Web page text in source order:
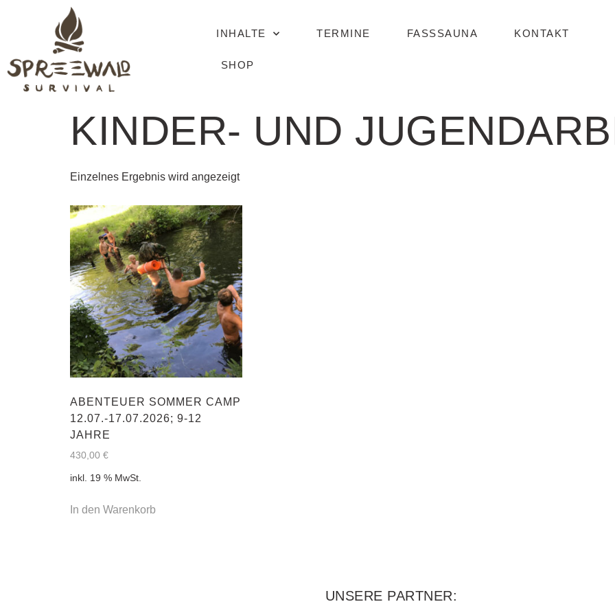
INHALTE TERMINE FASSSAUNA KONTAKT
SHOP
Start
/ Shop
KINDER- UND
Einzelnes Ergebnis wird angezeigt
ABENTEUER SOMMER CAMP
12.07.-17.07.2026; 9-12
JAHRE
430,00 €
inkl. 19 % MwSt.
In den Warenkorb
UNSERE PARTNER: